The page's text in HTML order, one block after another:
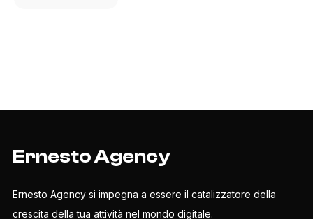
Ernesto Agency
Ernesto Agency si impegna a essere il catalizzatore della
crescita della tua attività nel mondo digitale.